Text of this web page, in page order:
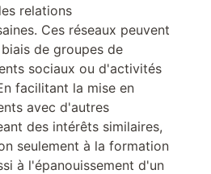
relations
Ces réseaux peuvent
de groupes de
sociaux ou d'activités
facilitant la mise en
avec d'autres
des intérêts similaires,
seulement à la formation
à l'épanouissement d'un